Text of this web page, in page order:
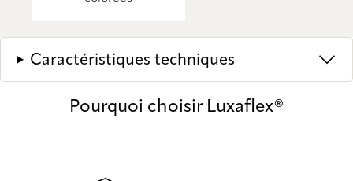
Caractéristiques techniques
Pourquoi choisir Luxaflex®